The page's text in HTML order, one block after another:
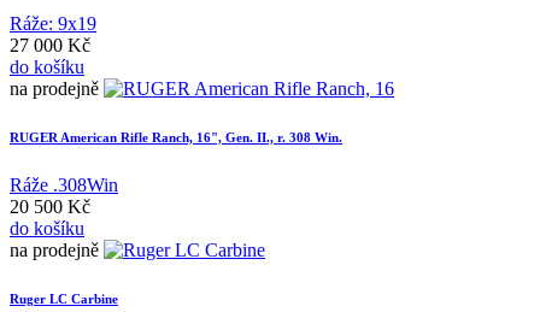
Ráže: 9x19
27 000 Kč
do košíku
na prodejně
RUGER American Rifle Ranch, 16", Gen. II., r. 308 Win.
Ráže .308Win
20 500 Kč
do košíku
na prodejně
Ruger LC Carbine